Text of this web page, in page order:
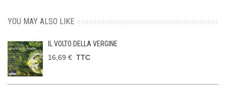
YOU MAY ALSO LIKE
IL VOLTO DELLA VERGINE
16,69 € TTC